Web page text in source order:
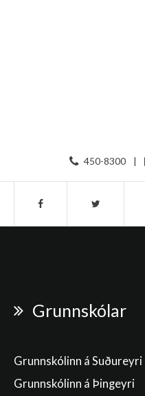
450-8300 |
Grunnskólar
Grunnskólinn á Suðureyri
Grunnskólinn á Þingeyri